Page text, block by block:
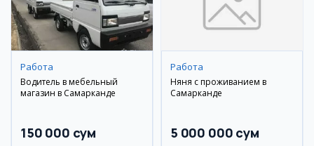
Работа
Водитель в мебельный
магазин в Самарканде
150 000 сум
Работа
Няня с проживанием в
Самарканде
5 000 000 сум